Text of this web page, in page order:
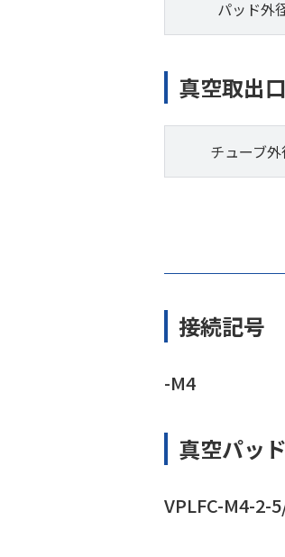
パッド外
真空取出
チューブ
接続記号
-M4
真空パッ
VPLFC-M4-2-